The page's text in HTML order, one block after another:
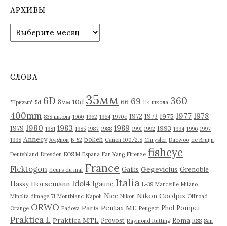
п
и
с
м
АРХИВЫ
р
в
СЛОВА
"Призыв" 5d 6D 8мм 10d 35мм 66 69 114 школа 360
400mm 838 школа 1960 1962 1964 1970е 1972 1973 1975 1977 1978
1979 1980 1981 1983 1985 1987 1988 1989 1991 1992 1993 1994 1996 1997
1998 Annecy Avignon B-52 bokeh Canon 100/2.8 Chrysler Daewoo de Bruijn
Deutshland Dresden EOS M Espana Fan Yang Firenze fisheye
Flektogon fleurs du mal France Gailis Gegevicius Grenoble
Hassy Horsemann Idol4 Igaune Italia L-39 Marceille Milano
Minolta dimage 7i Montblanc Napoli Nice Nikon Nikon Coolpix Offroad
Orange ORWO Padova Paris Pentax ME Peugeot Phol Pompei
Praktica L Praktica MTL Provost Raymond Rutting Roma RSS San